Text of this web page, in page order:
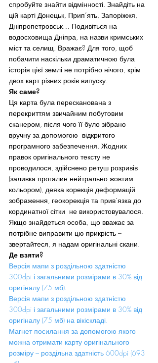
спробуйте знайти відмінності. Знайдіть на
цій карті Донецьк, Прип’ять, Запоріжжя,
Дніпропетровськ… Подивіться на
водосховища Дніпра, на назви кримських
міст та селищ. Вражає? Для того, щоб
побачити наскільки драматичною була
історія цієї землі не потрібно нічого, крім
двох карт різних років випуску.
Як саме?
Ця карта була пересканована з
перекриттям звичайним побутовим
сканером, після чого її було зібрано
вручну за допомогою  відкритого
програмного забезпечення. Жодних
правок оригінального тексту не
проводилося, здійснено ретуш розривів
(заливка прогалин нейтрально жовтим
кольором), деяка корекція деформацій
зображення, геокорекція та прив`язка до
кординатної сітки  не використовувалося.
Якщо знайдеться особа, що вважає за
потрібне виправити цю прикрість –
звертайтеся, я надам оригінальні скани.
Де взяти?
Версія мапи з роздільною здатністю
300dpi і загальними розмірами в 30% від
оригіналу (75 мб).
Версія мапи з роздільною здатністю
300dpi і загальними розмірами в 30% від
оригіналу (75 мб) на вікіскладі.
Магнет посилання за допомогою якого
можна отримати карту оригінального
розміру – роздільна здатність 600dpi (693